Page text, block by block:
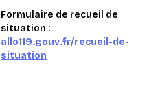
Formulaire de recueil de
situation :
allo119.gouv.fr/recueil-de-
situation